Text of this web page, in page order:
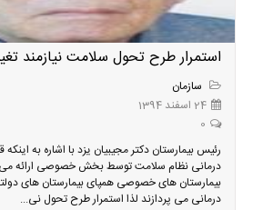
استمرار طرح تحول سلامت نیازمند
سازمان
24 اسفند 1394
0
رئیس بیمارستان دکتر مجیبیان یزد با اشاره به
درمانی نظام سلامت توسط بخش خصوصی ارائه
بیمارستان های خصوصی همپای بیمارستان های
درمانی می پردازند لذا استمرار طرح تحول نی...